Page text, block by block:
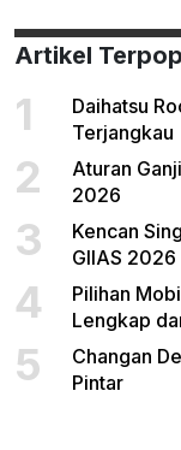
Artikel
1
Daihatsu
Terjangkau
2
Aturan
2026
3
Kencan
GIIAS 2026
4
Pilihan
Lengkap
5
Changan
Pintar